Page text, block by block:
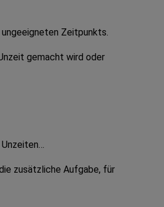
ungeeigneten Zeitpunkts.
gemacht wird oder
zusätzliche Aufgabe, für